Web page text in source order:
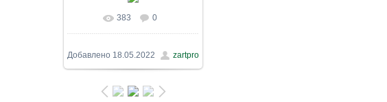
В реальном размере
1600x900 / 532.2Kb
383 0
Добавлено 18.05.2022 zartpro